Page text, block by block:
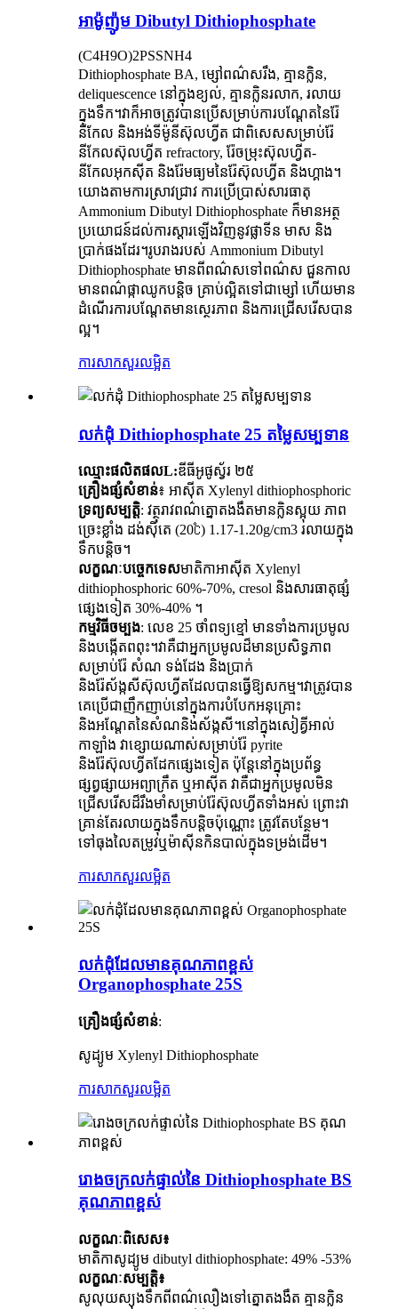
អាម៉ូញ៉ូម Dibutyl Dithiophosphate
(C4H9O)2PSSNH4
Dithiophosphate BA, ម្សៅពណ៌សរឹង, គ្មានក្លិន,
deliquescence នៅក្នុងខ្យល់, គ្មានក្លិនរលាក, រលាយ
ក្នុងទឹក។វាក៏អាចត្រូវបានប្រើសម្រាប់ការបណ្ដែតនៃរ៉ែ
នីកែល និងអង់ទីម៉ូនីស៊ុលហ្វីត ជាពិសេសសម្រាប់រ៉ែ
នីកែលស៊ុលហ្វីត refractory, រ៉ែចម្រុះស៊ុលហ្វីត-
នីកែលអុកស៊ីត និងរ៉ែមធ្យមនៃរ៉ែស៊ុលហ្វីត និងហ្គាង។
យោងតាមការស្រាវជ្រាវ ការប្រើប្រាស់សារធាតុ
Ammonium Dibutyl Dithiophosphate ក៏មានអត្ថ
ប្រយោជន៍ដល់ការស្ដារឡើងវិញនូវផ្លាទីន មាស និង
ប្រាក់ផងដែរ។រូបរាងរបស់ Ammonium Dibutyl
Dithiophosphate មានពីពណ៌សទៅពណ៌ស ជួនកាល
មានពណ៌ផ្កាឈូកបន្តិច គ្រាប់ល្អិតទៅជាម្សៅ ហើយមាន
ដំណើរការបណ្តែតមានស្ថេរភាព និងការជ្រើសរើសបាន
ល្អ។
ការសាកសួរលម្អិត
លក់ដុំ Dithiophosphate 25 តម្លៃសម្បទាន
ឈ្មោះផលិតផលL:ឌីធីអូផូស្វ័រ ២៥
គ្រឿងផ្សំសំខាន់៖ អាស៊ីត Xylenyl dithiophosphoric
ទ្រព្យសម្បត្តិ: វត្ថុរាវពណ៌ត្នោតងងឹតមានក្លិនស្អុយ ភាព
ច្រេះខ្លាំង ដង់ស៊ីតេ (20℃) 1.17-1.20g/cm3 រលាយក្នុង
ទឹកបន្តិច។
លក្ខណៈបច្ចេកទេសមាតិកាអាស៊ីត Xylenyl
dithiophosphoric 60%-70%, cresol និងសារធាតុផ្សំ
ផ្សេងទៀត 30%-40% ។
កម្មវិធីចម្បង: លេខ 25 ថាំពទ្យខ្មៅ មានទាំងការប្រមូល
និងបង្កើតពពុះ។វាគឺជាអ្នកប្រមូលដ៏មានប្រសិទ្ធភាព
សម្រាប់រ៉ែ សំណ ទង់ដែង និងប្រាក់
និងរ៉ែស័ង្កសីស៊ុលហ្វីតដែលបានធ្វើឱ្យសកម្ម។វាត្រូវបាន
គេប្រើជាញឹកញាប់នៅក្នុងការបំបែកអនុគ្រោះ
និងអណ្តែតនៃសំណនិងស័ង្កសី។នៅក្នុងសៀគ្វីអាល់
កាឡាំង វាខ្សោយណាស់សម្រាប់រ៉ែ pyrite
និងរ៉ែស៊ុលហ្វីតដែកផ្សេងទៀត ប៉ុន្តែនៅក្នុងប្រព័ន្ធ
ផ្សព្វផ្សាយអព្យាក្រឹត ឬអាស៊ីត វាគឺជាអ្នកប្រមូលមិន
ជ្រើសរើសដ៏រឹងមាំសម្រាប់រ៉ែស៊ុលហ្វីតទាំងអស់ ព្រោះវា
គ្រាន់តែរលាយក្នុងទឹកបន្តិចប៉ុណ្ណោះ ត្រូវតែបន្ថែម។
ទៅធុងលៃតម្រូវឬម៉ាស៊ីនកិនបាល់ក្នុងទម្រង់ដើម។
ការសាកសួរលម្អិត
លក់ដុំដែលមានគុណភាពខ្ពស់
Organophosphate 25S
គ្រឿងផ្សំសំខាន់:
សូដ្យូម Xylenyl Dithiophosphate
ការសាកសួរលម្អិត
រោងចក្រលក់ផ្ទាល់នៃ Dithiophosphate BS
គុណភាពខ្ពស់
លក្ខណៈ​ពិសេស៖
មាតិកាសូដ្យូម dibutyl dithiophosphate: 49% -53%
លក្ខណៈសម្បត្តិ៖
សូលុយស្យុងទឹកពីពណ៌លឿងទៅត្នោតងងឹត គ្មានក្លិន